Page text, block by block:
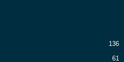
136
61